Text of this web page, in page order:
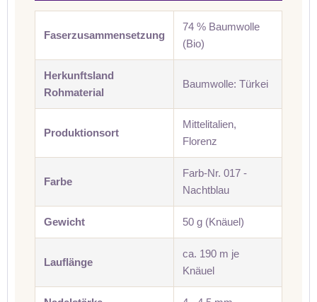
Faserzusammensetzung
74 % Baumwolle
(Bio)
Herkunftsland
Rohmaterial
Baumwolle: Türkei
Produktionsort
Mittelitalien,
Florenz
Farbe
Farb-Nr. 017 -
Nachtblau
Gewicht 50 g (Knäuel)
Lauflänge
ca. 190 m je
Knäuel